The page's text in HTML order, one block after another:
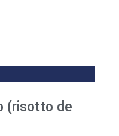
(risotto de